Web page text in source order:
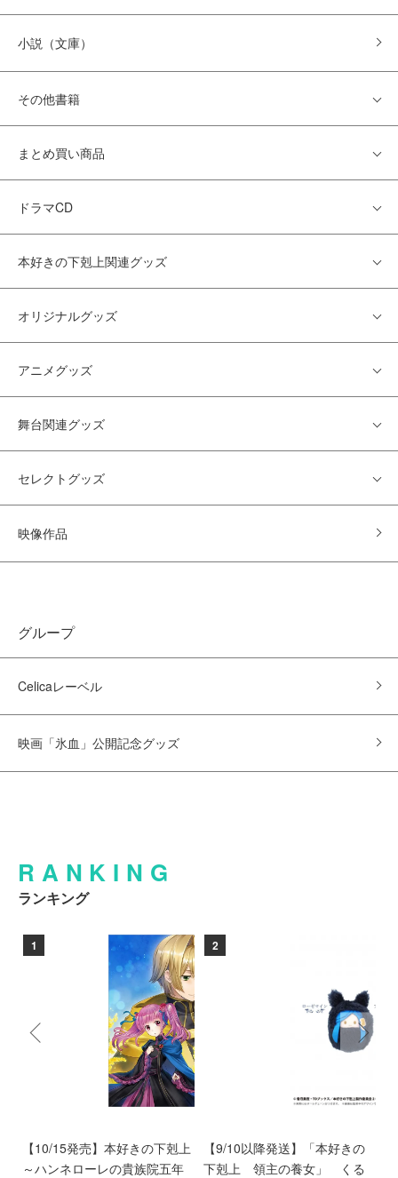
小説（文庫）
その他書籍
まとめ買い商品
ドラマCD
本好きの下剋上関連グッズ
オリジナルグッズ
アニメグッズ
舞台関連グッズ
セレクトグッズ
映像作品
グループ
Celicaレーベル
映画「氷血」公開記念グッズ
RANKING
ランキング
1
【10/15発売】本好きの下剋上
～ハンネローレの貴族院五年
2
【9/10以降発送】「本好きの
下剋上 領主の養女」 くる